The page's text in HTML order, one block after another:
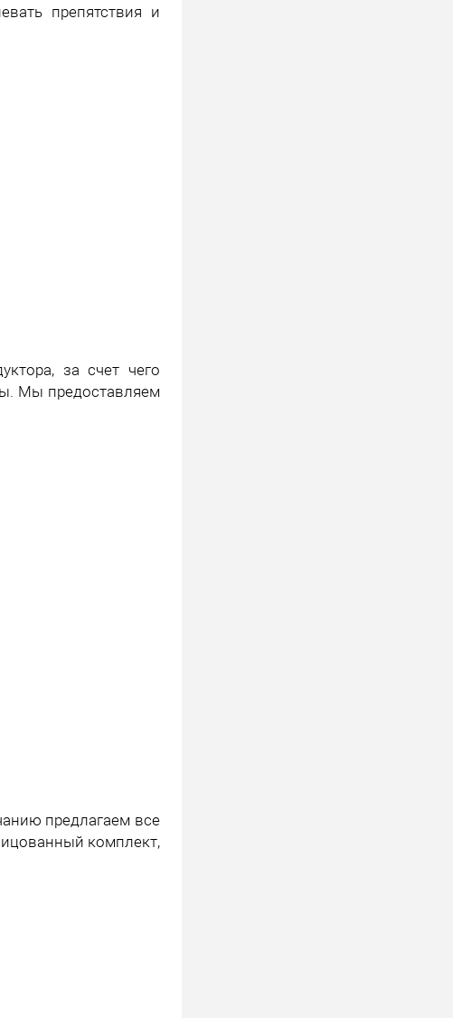
препятствия и
за счет чего
Мы предоставляем
предлагаем все
комплект,